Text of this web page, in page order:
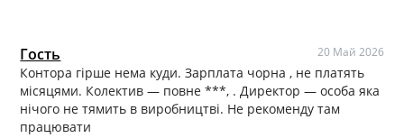
Гость 20 Май 2026
Контора гірше нема куди. Зарплата чорна , не платять
місяцями. Колектив — повне ***, . Директор — особа яка
нічого не тямить в виробництві. Не рекоменду там
працювати